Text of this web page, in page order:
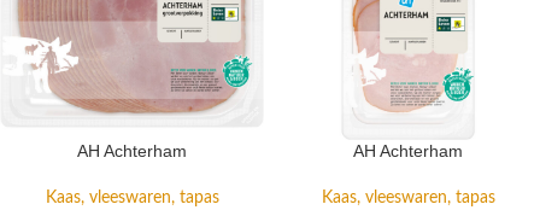
AH Achterham
Kaas, vleeswaren, tapas
AH Achterham
Kaas, vleeswaren, tapas